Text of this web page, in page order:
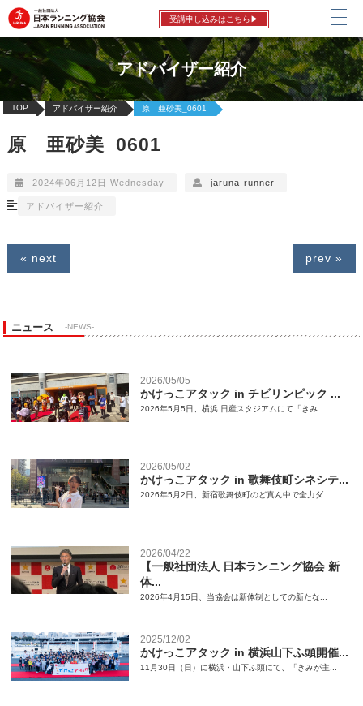
受講申し込みはこちら▶
アドバイザー紹介
TOP アドバイザー紹介 原 亜砂美_0601
原 亜砂美_0601
2024年06月12日 Wednesday jaruna-runner
アドバイザー紹介
« next prev »
ニュース -NEWS-
2026/05/05
かけっこアタック in チビリンピック ...
2026年5月5日、横浜 日産スタジアムにて「きみ...
2026/05/02
かけっこアタック in 歌舞伎町シネシテ...
2026年5月2日、新宿歌舞伎町のど真ん中で全力ダ...
2026/04/22
【一般社団法人 日本ランニング協会 新
体...
2026年4月15日、当協会は新体制としての新たな...
2025/12/02
かけっこアタック in 横浜山下ふ頭開催...
11月30日（日）に横浜・山下ふ頭にて、「きみが主...